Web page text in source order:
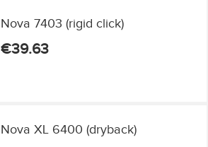
Nova 7403 (rigid click)
€39.63
Nova XL 6400 (dryback)